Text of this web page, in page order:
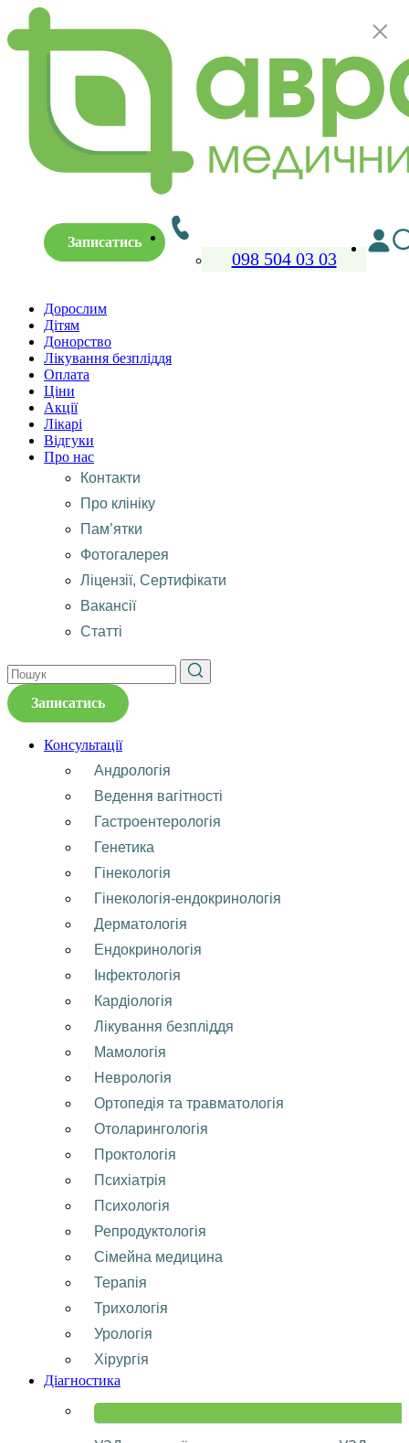
Записатись
098 504 03 03
Дорослим
Дітям
Донорство
Лікування безпліддя
Оплата
Ціни
Акції
Лікарі
Відгуки
Про нас
Контакти
Про клініку
Пам’ятки
Фотогалерея
Ліцензії, Сертифікати
Вакансії
Статті
Записатись
Консультації
Андрологія
Ведення вагітності
Гастроентерологія
Генетика
Гінекологія
Гінекологія-ендокринологія
Дерматологія
Ендокринологія
Інфектологія
Кардіологія
Лікування безпліддя
Мамологія
Неврологія
Ортопедія та травматологія
Отоларингологія
Проктологія
Психіатрія
Психологія
Репродуктологія
Сімейна медицина
Терапія
Трихологія
Урологія
Хірургія
Діагностика
×